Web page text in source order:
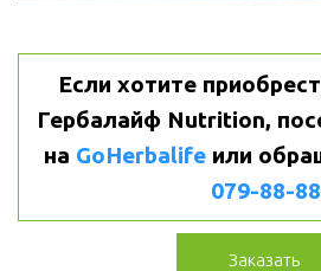
Если хотите
Гербалайф Nutrition,
на GoHerbalife или
079-88-88
Заказать